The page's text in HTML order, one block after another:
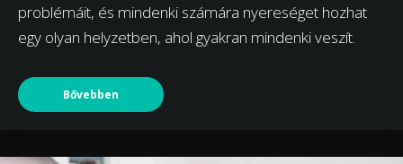
problémáit, és mindenki számára nyereséget hozhat
egy olyan helyzetben, ahol gyakran mindenki veszít.
Bővebben